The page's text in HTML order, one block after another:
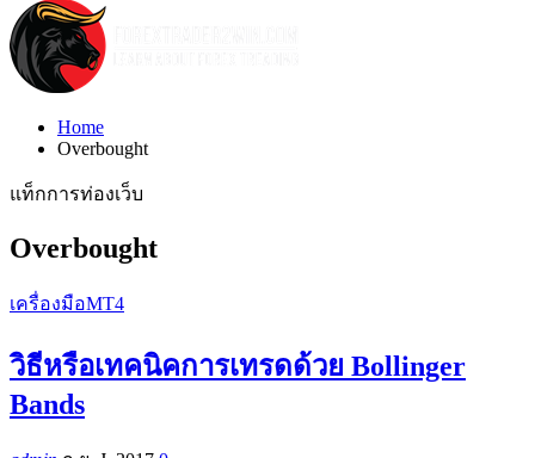
Home
Overbought
แท็กการท่องเว็บ
Overbought
เครื่องมือMT4
วิธีหรือเทคนิคการเทรดด้วย Bollinger
Bands